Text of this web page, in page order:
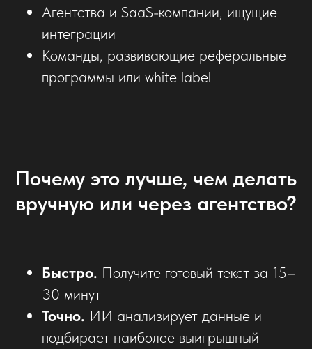
Агентства и SaaS-компании, ищущие
интеграции
Команды, развивающие реферальные
программы или white label
Почему это лучше, чем делать
вручную или через агентство?
Быстро. Получите готовый текст за 15–
30 минут
Точно. ИИ анализирует данные и
подбирает наиболее выигрышный